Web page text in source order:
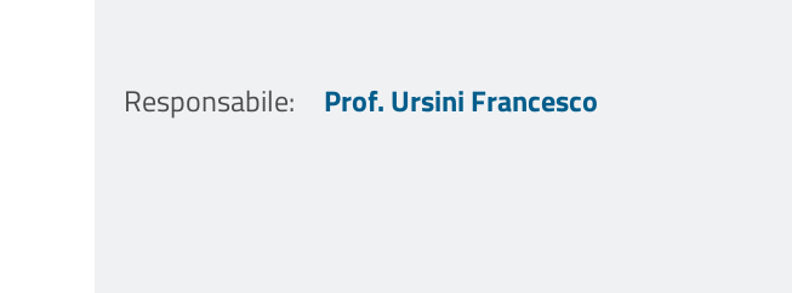
Responsabile: Prof. Ursini Francesco